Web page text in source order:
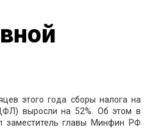
этого года сборы налога на
выросли на 52%. Об этом в
заместитель главы Минфин РФ